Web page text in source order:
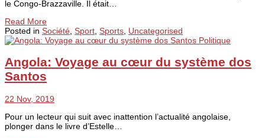
le Congo-Brazzaville. Il était…
Read More
Posted in Société Sport Sports Uncategorised
Politique
Angola: Voyage au cœur du système dos
Santos
22 Nov, 2019
Pour un lecteur qui suit avec inattention l’actualité angolaise,
plonger dans le livre d’Estelle…